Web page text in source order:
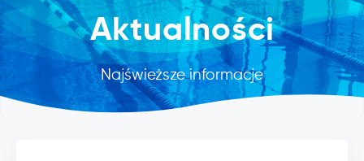
Aktualności
Najświeższe informacje